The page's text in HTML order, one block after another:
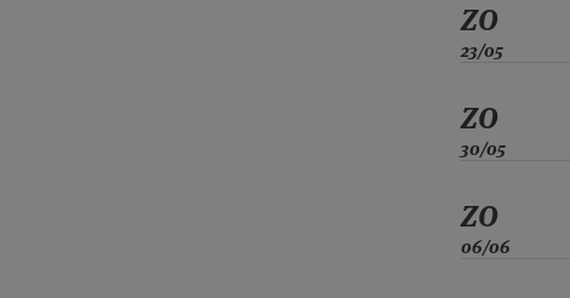
ZO
23/05
ZO
30/05
ZO
06/06